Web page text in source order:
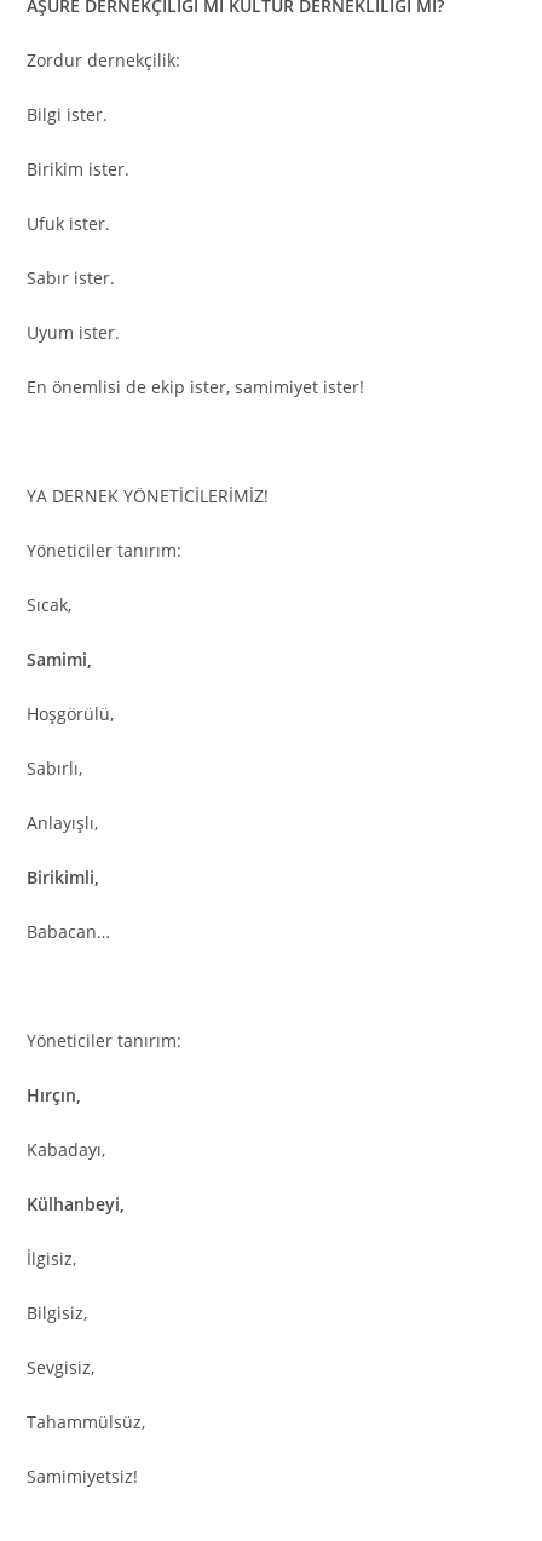
AŞURE DERNEKÇİLİĞİ Mİ KÜLTÜR DERNEKLİLİĞİ Mİ?
Zordur dernekçilik:
Bilgi ister.
Birikim ister.
Ufuk ister.
Sabır ister.
Uyum ister.
En önemlisi de ekip ister, samimiyet ister!
YA DERNEK YÖNETİCİLERİMİZ!
Yöneticiler tanırım:
Sıcak,
Samimi,
Hoşgörülü,
Sabırlı,
Anlayışlı,
Birikimli,
Babacan…
Yöneticiler tanırım:
Hırçın,
Kabadayı,
Külhanbeyi,
İlgisiz,
Bilgisiz,
Sevgisiz,
Tahammülsüz,
Samimiyetsiz!